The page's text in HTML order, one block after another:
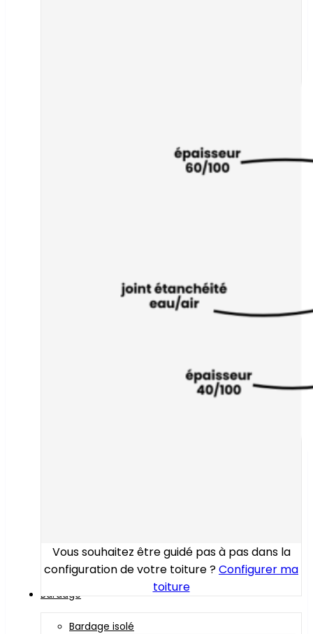
Vous souhaitez être guidé pas à pas dans la
configuration de votre toiture ?Configurer ma
toiture
Bardage
Bardage isolé